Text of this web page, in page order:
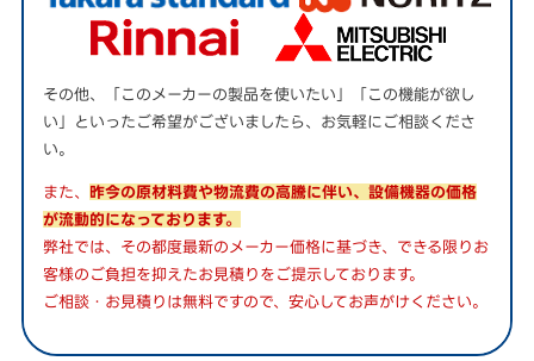
その他、「このメーカーの製品を使いたい」「この機能が欲し
い」といったご希望がございましたら、お気軽にご相談くださ
い。
また、 昨今の原材料費や物流費の高騰に伴い、設備機器の価格
が流動的になっております。
弊社では、その都度最新のメーカー価格に基づき、できる限りお
客様のご負担を抑えたお見積りをご提示しております。
ご相談・お見積りは無料ですので、安心してお声がけください。